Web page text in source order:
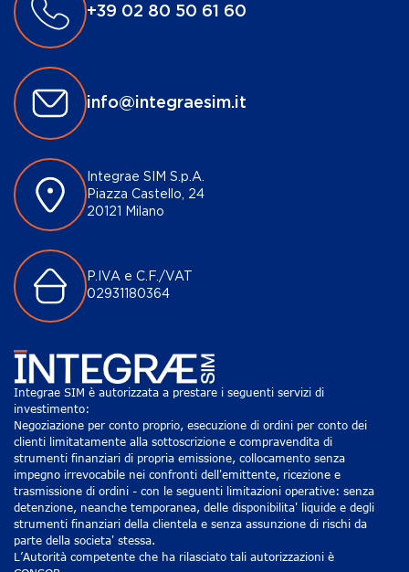
+39 02 80 50 61 60
info@integraesim.it
Integrae SIM S.p.A.
Piazza Castello, 24
20121 Milano
P.IVA e C.F./VAT
02931180364
Integrae SIM è autorizzata a prestare i seguenti servizi di
investimento:
Negoziazione per conto proprio, esecuzione di ordini per conto dei
clienti limitatamente alla sottoscrizione e compravendita di
strumenti finanziari di propria emissione, collocamento senza
impegno irrevocabile nei confronti dell'emittente, ricezione e
trasmissione di ordini - con le seguenti limitazioni operative: senza
detenzione, neanche temporanea, delle disponibilita' liquide e degli
strumenti finanziari della clientela e senza assunzione di rischi da
parte della societa' stessa.
L’Autorità competente che ha rilasciato tali autorizzazioni è